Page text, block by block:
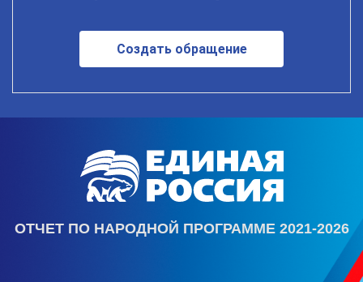
Создать обращение
ОТЧЕТ ПО НАРОДНОЙ ПРОГРАММЕ 2021-2026